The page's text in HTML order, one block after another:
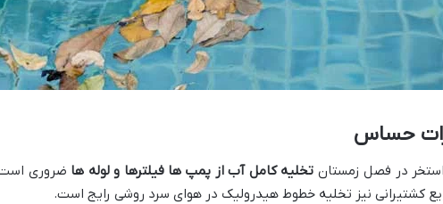
حساس
در فصل زمستان تخلیه کامل آب از پمپ ها فیلترها و لوله ها ضروری است.
کشتیرانی نیز تخلیه خطوط هیدرولیک در هوای سرد روشی رایج است​.